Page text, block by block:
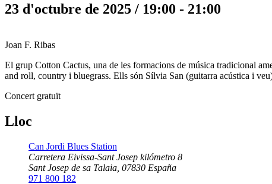
23 d'octubre de 2025 / 19:00 - 21:00
Joan F. Ribas
El grup Cotton Cactus, una de les formacions de música tradicional
and roll, country i bluegrass. Ells són Sílvia San (guitarra acústica i
Concert gratuït
Lloc
Can Jordi Blues Station
Carretera Eivissa-Sant Josep kilómetro 8
Sant Josep de sa Talaia 07830 España
971 800 182